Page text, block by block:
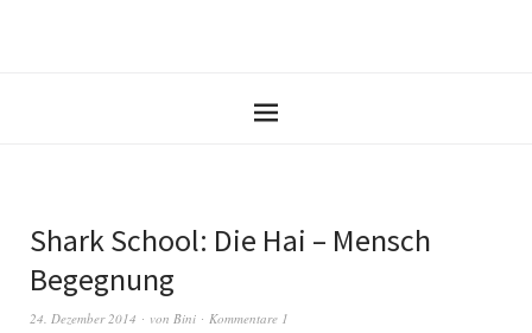
Shark School: Die Hai – Mensch
Begegnung
24. Dezember 2014 von Bini Kommentare 1